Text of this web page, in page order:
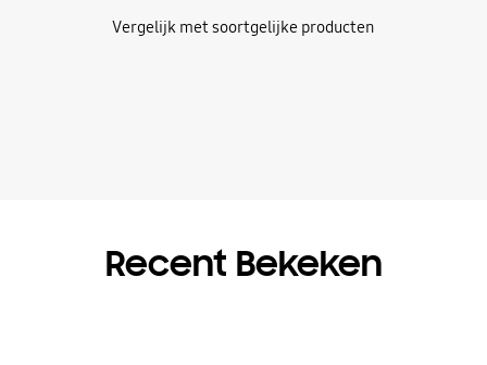
Vergelijk met soortgelijke producten
Recent Bekeken